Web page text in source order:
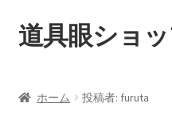
ナ
ビ
ー
コ
ン
ン
道具眼ショ
ホーム 投稿者: furuta